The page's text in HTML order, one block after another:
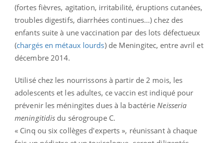
(fortes fièvres, agitation, irritabilité, éruptions cutanées,
troubles digestifs, diarrhées continues...) chez des
enfants suite à une vaccination par des lots défectueux
(chargés en métaux lourds) de Meningitec, entre avril et
décembre 2014.
Utilisé chez les nourrissons à partir de 2 mois, les
adolescents et les adultes, ce vaccin est indiqué pour
prévenir les méningites dues à la bactérie Neisseria
meningitidis du sérogroupe C.
« Cinq ou six collèges d'experts », réunissant à chaque